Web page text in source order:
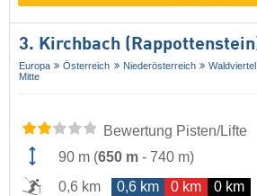
3. Kirchbach
Europa Österreich Niederösterreich Waldviertel
Mitte
Bewertung Pisten/Lifte
90 m (650 m - 740 m)
0,6 km
0,6 km 0 km 0 km